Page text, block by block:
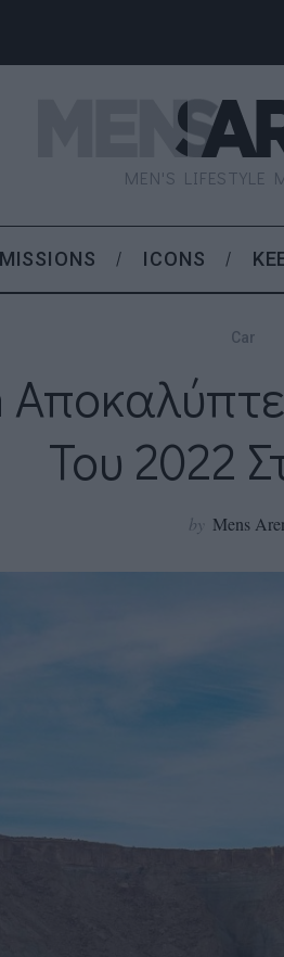
MEN'S LIFESTYLE
MISSIONS ICONS
Car
Του 2022
by Mens